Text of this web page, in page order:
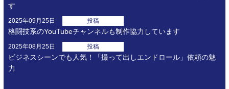
す
2025年09月25日 投稿
格闘技系のYouTubeチャンネルも制作協力しています
2025年08月25日 投稿
ビジネスシーンでも人気！「撮って出しエンドロール」依頼の魅
力